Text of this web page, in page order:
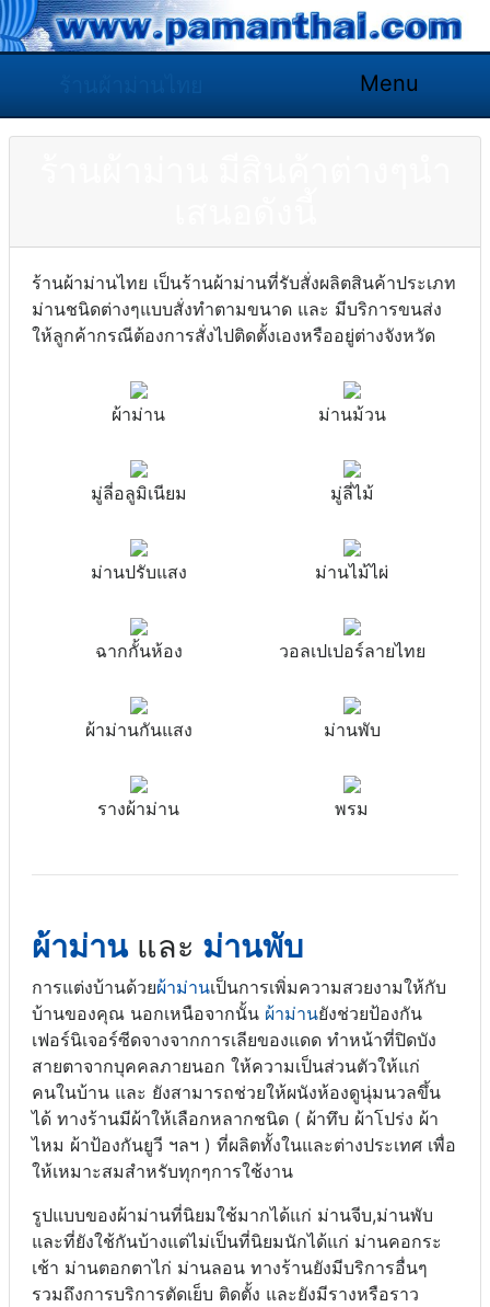
Menu
ร้านผ้าม่านไทย เป็นร้านผ้าม่านที่รับสั่งผลิตสินค้าประเภท
ม่านชนิดต่างๆแบบสั่งทำตามขนาด และ มีบริการขนส่ง
ให้ลูกค้ากรณีต้องการสั่งไปติดตั้งเองหรืออยู่ต่างจังหวัด
ผ้าม่าน ม่านม้วน
มู่ลี่อลูมิเนียม มู่ลี่ไม้
ม่านปรับแสง ม่านไม้ไผ่
ฉากกั้นห้อง วอลเปเปอร์ลายไทย
ผ้าม่านกันแสง ม่านพับ
รางผ้าม่าน พรม
ผ้าม่านและ ม่านพับ
การแต่งบ้านด้วยผ้าม่านเป็นการเพิ่มความสวยงามให้กับ
บ้านของคุณ นอกเหนือจากนั้น ผ้าม่านยังช่วยป้องกัน
เฟอร์นิเจอร์ซีดจางจากการเลียของแดด ทำหน้าที่ปิดบัง
สายตาจากบุคคลภายนอก ให้ความเป็นส่วนตัวให้แก่
คนในบ้าน และ ยังสามารถช่วยให้ผนังห้องดูนุ่มนวลขึ้น
ได้ ทางร้านมีผ้าให้เลือกหลากชนิด ( ผ้าทึบ ผ้าโปร่ง ผ้า
ไหม ผ้าป้องกันยูวี ฯลฯ ) ที่ผลิตทั้งในและต่างประเทศ เพื่อ
ให้เหมาะสมสำหรับทุกๆการใช้งาน
รูปแบบของผ้าม่านที่นิยมใช้มากได้แก่ ม่านจีบ,ม่านพับ
และที่ยังใช้กันบ้างแต่ไม่เป็นที่นิยมนักได้แก่ ม่านคอกระ
เช้า ม่านตอกตาไก่ ม่านลอน ทางร้านยังมีบริการอื่นๆ
รวมถึงการบริการตัดเย็บ ติดตั้ง และยังมีรางหรือราว